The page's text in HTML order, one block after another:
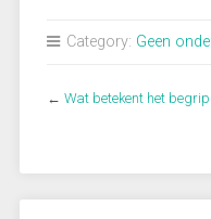
Category: Geen
← Wat betekent het begrip